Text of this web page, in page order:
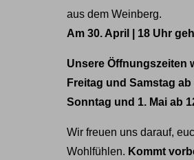
aus dem Weinberg.
Am 30. April | 18 Uhr
Unsere Öffnungszeiten
Freitag und Samstag ab
Sonntag und 1. Mai ab
Wir freuen uns darauf,
Wohlfühlen. Kommt